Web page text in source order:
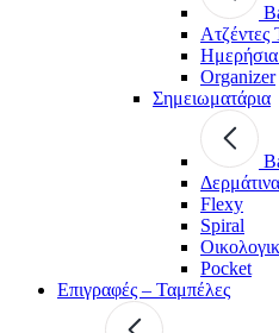
Ατζέντες
Organizer
Σημειωματάρια
Δερμάτινα
Flexy
Spiral
Pocket
Επιγραφές – Ταμπέλες